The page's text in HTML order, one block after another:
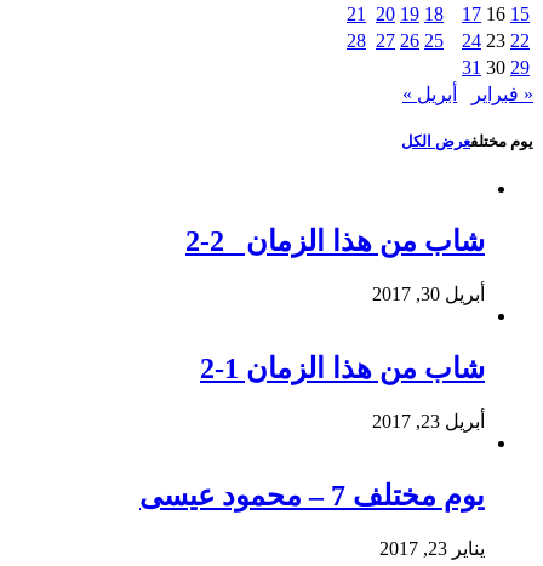
15
16
17
18
19
20
21
22
23
24
25
26
27
28
29
30
31
« فبراير
أبريل »
يوم مختلفعرض الكل
شاب من هذا الزمان 2-2
أبريل 30, 2017
شاب من هذا الزمان 1-2
أبريل 23, 2017
يوم مختلف 7 – محمود عيسى
يناير 23, 2017